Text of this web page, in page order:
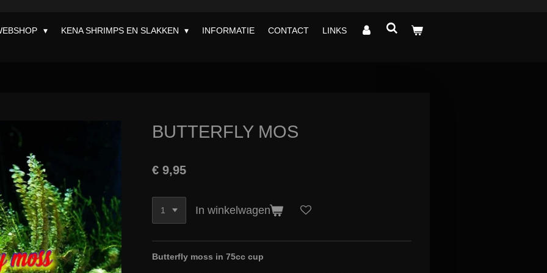
KENA SHRIMPS EN SLAKKEN INFORMATIE CONTACT LINKS
BUTTERFLY MOS
€ 9,95
In winkelwagen
Butterfly moss in 75cc cup